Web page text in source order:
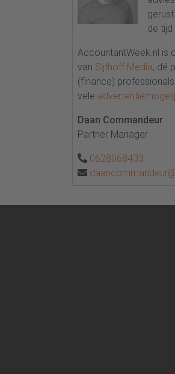
de tijd
AccountantWeek.nl is
van Sijthoff Media, dé
(finance)
vele
Daan Commandeur
Partner Manager
0628068433